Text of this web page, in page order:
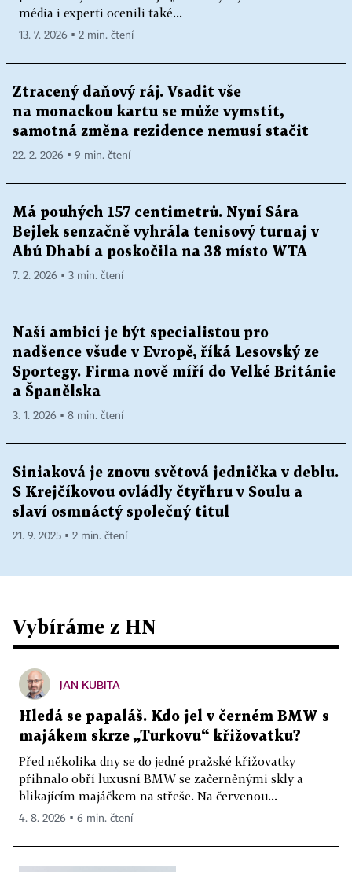
média i experti ocenili také...
13. 7. 2026 ▪ 2 min. čtení
Ztracený daňový ráj. Vsadit vše
na monackou kartu se může vymstít,
samotná změna rezidence nemusí stačit
22. 2. 2026 ▪ 9 min. čtení
Má pouhých 157 centimetrů. Nyní Sára
Bejlek senzačně vyhrála tenisový turnaj v
Abú Dhabí a poskočila na 38 místo WTA
7. 2. 2026 ▪ 3 min. čtení
Naší ambicí je být specialistou pro
nadšence všude v Evropě, říká Lesovský ze
Sportegy. Firma nově míří do Velké Británie
a Španělska
3. 1. 2026 ▪ 8 min. čtení
Siniaková je znovu světová jednička v deblu.
S Krejčíkovou ovládly čtyřhru v Soulu a
slaví osmnáctý společný titul
21. 9. 2025 ▪ 2 min. čtení
Vybíráme z HN
JAN KUBITA
Hledá se papaláš. Kdo jel v černém BMW s
majákem skrze „Turkovu“ křižovatku?
Před několika dny se do jedné pražské křižovatky
přihnalo obří luxusní BMW se začerněnými skly a
blikajícím majáčkem na střeše. Na červenou...
4. 8. 2026 ▪ 6 min. čtení